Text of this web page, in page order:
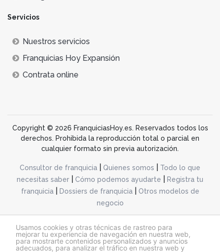
Usamos cookies y otras técnicas de rastreo para
mejorar tu experiencia de navegación en nuestra web,
para mostrarte contenidos personalizados y anuncios
adecuados, para analizar el tráfico en nuestra web y
Servicios
Nuestros servicios
Franquicias Hoy Expansión
Contrata online
Copyright © 2026 FranquiciasHoy.es. Reservados todos los
derechos. Prohibida la reproducción total o parcial en
cualquier formato sin previa autorización.
Consultor de franquicia Quienes somos
Todo lo que
necesitas saber
Cómo podemos ayudarte
Registra tu
franquicia| Dossiers de franquicia|
Otros modelos de
negocio
@franquiciashoy.es |Aviso legal| Política de cookies|Política de privacidad